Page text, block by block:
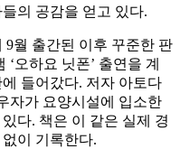
의 공감을 얻고 있다.
9월 출간된 이후 꾸준한 판
오하요 닛폰’ 출연을 계
들어갔다. 저자 아토다
자가 요양시설에 입소한
다. 책은 이 같은 실제 경
이 기록한다.